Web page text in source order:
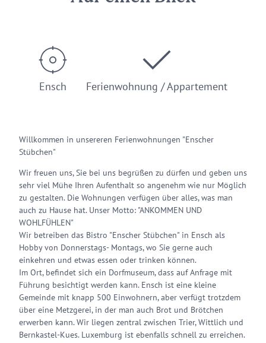
Ensch Ferienwohnung / Appartement
Willkommen in unsereren Ferienwohnungen "Enscher
Stübchen"
Wir freuen uns, Sie bei uns begrüßen zu dürfen und geben uns
sehr viel Mühe Ihren Aufenthalt so angenehm wie nur Möglich
zu gestalten. Die Wohnungen verfügen über alles, was man
auch zu Hause hat. Unser Motto: "ANKOMMEN UND
WOHLFÜHLEN"
Wir betreiben das Bistro "Enscher Stübchen" in Ensch als
Hobby von Donnerstags- Montags, wo Sie gerne auch
einkehren und etwas essen oder trinken können.
Im Ort, befindet sich ein Dorfmuseum, dass auf Anfrage mit
Führung besichtigt werden kann. Ensch ist eine kleine
Gemeinde mit knapp 500 Einwohnern, aber verfügt trotzdem
über eine Metzgerei, in der man auch Brot und Brötchen
erwerben kann. Wir liegen zentral zwischen Trier, Wittlich und
Bernkastel-Kues. Luxemburg ist ebenfalls schnell zu erreichen.